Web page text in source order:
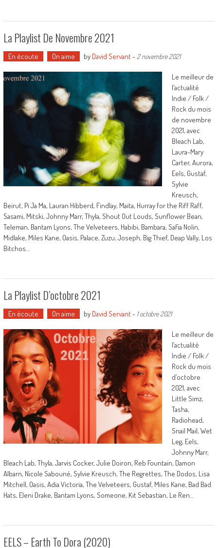
La Playlist De Novembre 2021
En écoute On aime by David Servant- 2 novembre 2021
Le meilleur de
l’actualité
Indie / Folk /
Rock du mois
de novembre
2021, avec
Bleach Lab,
Laura-Mary
Carter, Aurora,
Eels, Gustaf,
Sylvie
Kreusch,
Beirut, Pi Ja Ma, Lauran Hibberd, Findlay, Maita, Hurray for the Riff Raff,
Sasami, Mitski, Johnny Marr, Thyla, Shout Out Louds, Sunflower Bean,
Teleman, Bantam Lyons, The Velveteers, Habibi, Bambara, Safia Nolin,
Midlake, Miles Kane, Oasis, Palace, Zuzu, Joseph, Big Thief, Deap Vally, Los
Bitchos…
La Playlist D’octobre 2021
En écoute On aime by David Servant- 1 octobre 2021
Le meilleur de
l’actualité
Indie / Folk /
Rock du mois
d’octobre
2021, avec
Little Simz,
Tasha,
Radiohead,
Snail Mail, Wet
Leg, Eels,
Johnny Marr,
Bleach Lab, Thyla, Jarvis Cocker, Julie Doiron, Reb Fountain, Damon
Albarn, Nicole Sabouné, Sylvie Kreusch, The Regrettes, The Dodos, Lisa
Mitchell, Oasis, Adia Victoria, The Velveteers, Gustaf, Miles Kane, Bad Bad
Hats, Eleni Drake, Bantam Lyons, Someone, Kit Sebastian, Le Ren…
EELS – Earth To Dora (2020)